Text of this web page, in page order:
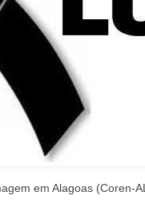
em Alagoas (Coren-